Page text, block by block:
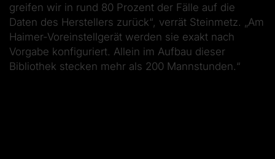
greifen wir in rund 80 Prozent der Fälle auf die
Daten des Herstellers zurück“, verrät Steinmetz. „Am
Haimer-Voreinstellgerät werden sie exakt nach
Vorgabe konfiguriert. Allein im Aufbau dieser
Bibliothek stecken mehr als 200 Mannstunden.“